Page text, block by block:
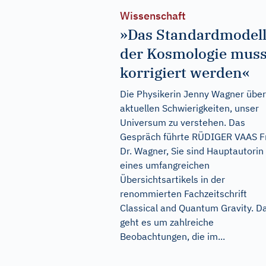
Wissenschaft
»Das Standardmodell
der Kosmologie
korrigiert werden«
Die Physikerin Jenny Wagner
aktuellen Schwierigkeiten, unser
Universum zu verstehen. Das
Gespräch führte RÜDIGER VAAS
Dr. Wagner, Sie sind Hauptautorin
eines umfangreichen
Übersichtsartikels in der
renommierten Fachzeitschrift
Classical and Quantum Gravity.
geht es um zahlreiche
Beobachtungen, die im...